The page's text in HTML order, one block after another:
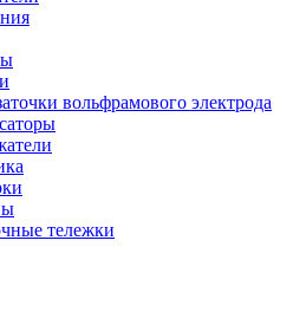
вольфрамового электрода
тележки